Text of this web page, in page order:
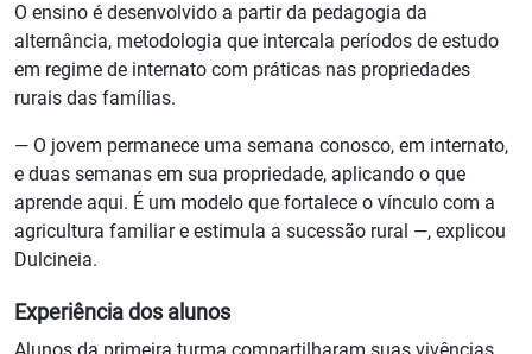
O ensino é desenvolvido a partir da pedagogia da
alternância, metodologia que intercala períodos de estudo
em regime de internato com práticas nas propriedades
rurais das famílias.
— O jovem permanece uma semana conosco, em internato,
e duas semanas em sua propriedade, aplicando o que
aprende aqui. É um modelo que fortalece o vínculo com a
agricultura familiar e estimula a sucessão rural —, explicou
Dulcineia.
Experiência dos alunos